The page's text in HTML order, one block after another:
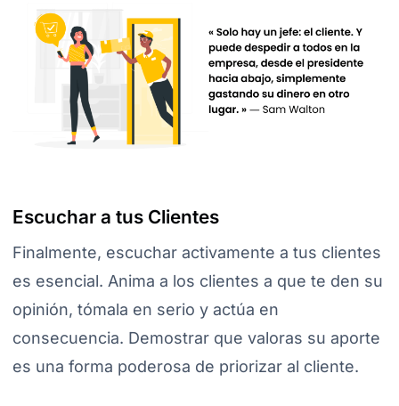
Escuchar a tus Clientes
Finalmente, escuchar activamente a tus clientes
es esencial. Anima a los clientes a que te den su
opinión, tómala en serio y actúa en
consecuencia. Demostrar que valoras su aporte
es una forma poderosa de priorizar al cliente.